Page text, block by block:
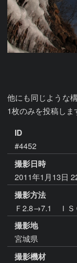
他にも同じような
ID
#4452
撮影日時
2011年1月13日
撮影方法
Ｆ2.8→7.1 Ｉ
撮影地
宮城県
撮影機材